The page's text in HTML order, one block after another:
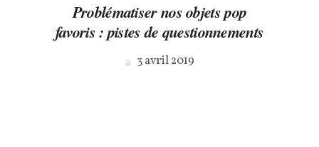
Problématiser nos objets pop
favoris : pistes de questionnements
3 avril 2019